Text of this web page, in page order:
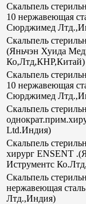
Скальпель
10 нержавеющая
Сюрджимед
Скальпель
(Яньчэн Хуида
Ко,Лтд,КНР,Китай)
Скальпель
10 нержавеющая
Сюрджимед
Скальпель
Ltd.Индия)
Скальпель
хирург ENSENT
Иструментс
Скальпель
нержавеющая
Лтд.,Индия)